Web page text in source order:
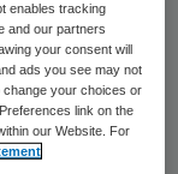
enables tracking
and our partners
your consent will
ads you see may not
change your choices or
link on the
our Website. For